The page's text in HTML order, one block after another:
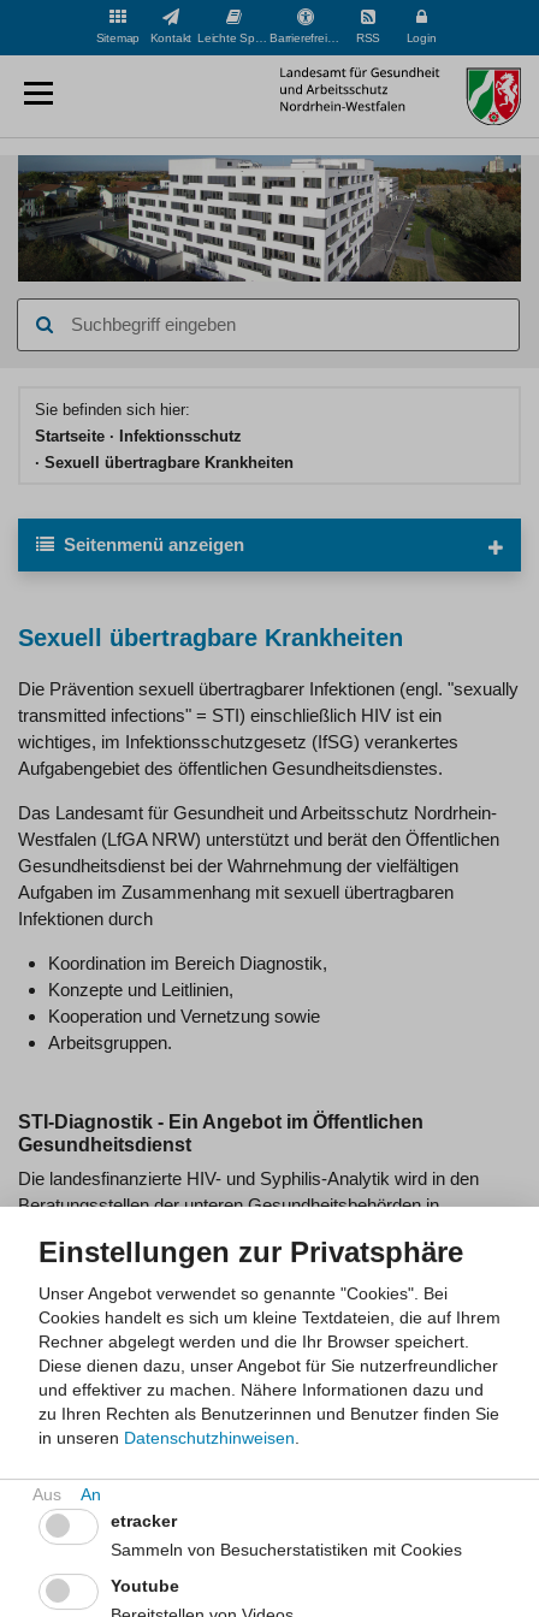
Sitemap Kontakt Barrierefreiheit RSS Login
eingeben
Sie befinden sich hier:
Startseite
Infektionsschutz
Sexuell übertragbare Krankheiten
Seitenmenü anzeigen
Sexuell übertragbare Krankheiten
Die Prävention sexuell übertragbarer Infektionen (engl. "sexually
transmitted infections" = STI) einschließlich HIV ist ein
wichtiges, im Infektionsschutzgesetz (IfSG) verankertes
Aufgabengebiet des öffentlichen Gesundheitsdienstes.
Das Landesamt für Gesundheit und Arbeitsschutz Nordrhein-
Westfalen (LfGA NRW) unterstützt und berät den Öffentlichen
Gesundheitsdienst bei der Wahrnehmung der vielfältigen
Aufgaben im Zusammenhang mit sexuell übertragbaren
Infektionen durch
Koordination im Bereich Diagnostik,
Konzepte und Leitlinien,
Kooperation und Vernetzung sowie
Arbeitsgruppen.
STI-Diagnostik - Ein Angebot im Öffentlichen
Gesundheitsdienst
Die landesfinanzierte HIV- und Syphilis-Analytik wird in den
Beratungsstellen der unteren Gesundheitsbehörden in
die Analytik zuständige Labor wird durch ein
Ausschreibungsverfahren bestimmt.
Das LfGA NRW steht auch künftig beratend in diesem
Themenbereich zur Verfügung.
Basisanforderungen zur STI-Versorgung in Nordrhein-
STI sind Geschlechtskrankheiten. Das heißt die Ansteckung
erfolgt primär durch Geschlechtsverkehr (Vaginal-, Anal- und
Oralsex). Eine Übertragung kann allerdings auch, je nach STI,
über andere Wege erfolgen.
Einstellungen zur Privatsphäre
Unser Angebot verwendet so genannte "Cookies". Bei
Cookies handelt es sich um kleine Textdateien, die auf Ihrem
Rechner abgelegt werden und die Ihr Browser speichert.
Diese dienen dazu, unser Angebot für Sie nutzerfreundlicher
und effektiver zu machen.
Nähere Informationen dazu und
zu Ihren Rechten als Benutzerinnen und Benutzer finden Sie
in unseren Datenschutzhinweisen
etracker
Sammeln von Besucherstatistiken mit Cookies
Youtube